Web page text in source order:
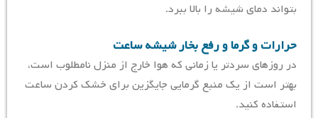
بتواند دمای شیشه را بالا ببرد.
حرارات و گرما و رفع بخار شیشه ساعت
در روزهای سردتر یا زمانی که هوا خارج از منزل نامطلوب است،
بهتر است از یک منبع گرمایی جایگزین برای خشک کردن ساعت
استفاده کنید.